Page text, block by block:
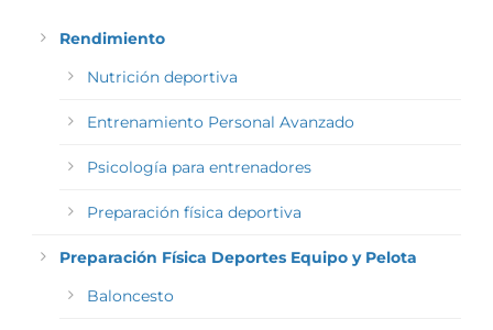
Rendimiento
Nutrición deportiva
Entrenamiento Personal Avanzado
Psicología para entrenadores
Preparación física deportiva
Preparación Física Deportes Equipo y Pelota
Baloncesto